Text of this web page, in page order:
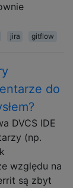
jira gitflow
do
DVCS IDE
(np.
względu na
są zbyt